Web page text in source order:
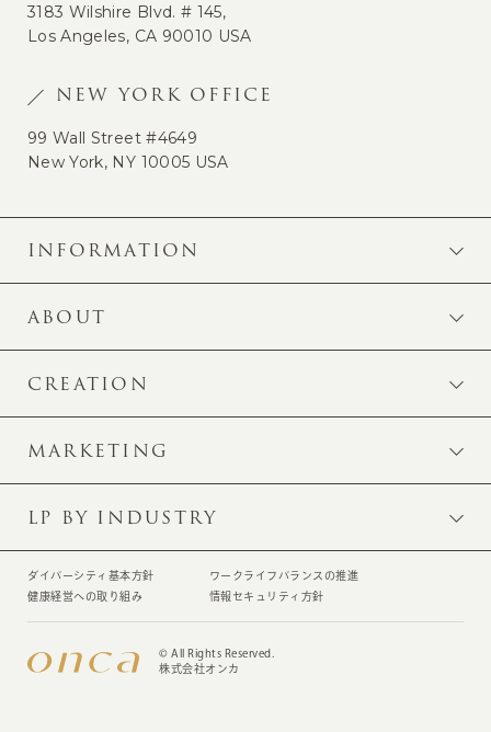
3183 Wilshire Blvd. # 145,
Los Angeles, CA 90010 USA
NEW YORK OFFICE
99 Wall Street #4649
New York, NY 10005 USA
INFORMATION
ABOUT
CREATION
MARKETING
LP BY INDUSTRY
ダイバーシティ基本方針
ワークライフバランスの推進
健康経営への取り組み
情報セキュリティ方針
© All Rights Reserved.
株式会社オンカ